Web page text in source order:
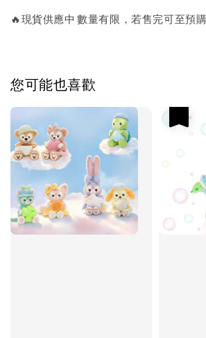
🔥現貨供應中 數量有限，若售完可至預
您可能也喜歡